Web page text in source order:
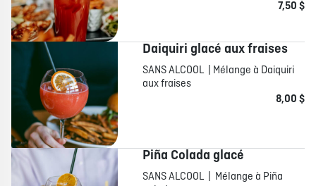
7,50 $
Daiquiri glacé aux fraises
SANS ALCOOL | Mélange à Daiquiri
aux fraises
8,00 $
Piña Colada glacé
SANS ALCOOL | Mélange à Piña